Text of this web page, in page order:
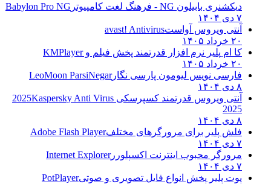
دیکشنری بابیلون NG - فرهنگ لغت کامپیوتر
Babylon Pro NG
۷ دی ۱۴۰۴
آنتی ویروس آواستavast! Antivirus
۲۰ خرداد ۱۴۰۵
کا ام پلیر نرم افزار قدرتمند پخش فیلم و KMPlayer
۲۰ خرداد ۱۴۰۵
فارسی نویس لیومون پارسی نگار LeoMoon ParsiNegar
۸ دی ۱۴۰۴
آنتی ویروس قدرتمند کسپرسکی 2025 Kaspersky Anti Virus
2025
۸ دی ۱۴۰۴
فلش پلیر برای مرورگرهای مختلف Adobe Flash Player
۷ دی ۱۴۰۴
مرورگر محبوب اینترنت اکسپلورر Internet Explorer
۷ دی ۱۴۰۴
پوت پلیر پخش انواع فایل تصویری و صوتی PotPlayer